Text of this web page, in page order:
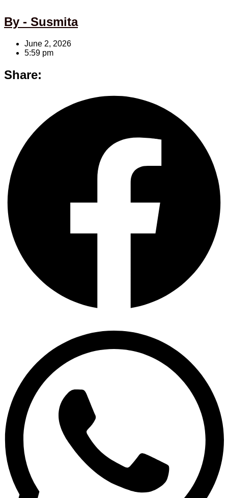
By - Susmita
June 2, 2026
5:59 pm
Share: